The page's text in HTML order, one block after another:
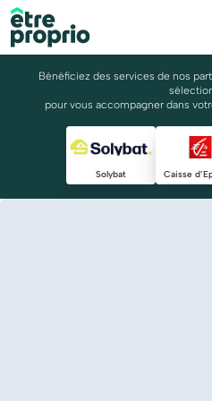
Bénéficiez des services de nos
pour vous accompagner dans
Solybat Caisse